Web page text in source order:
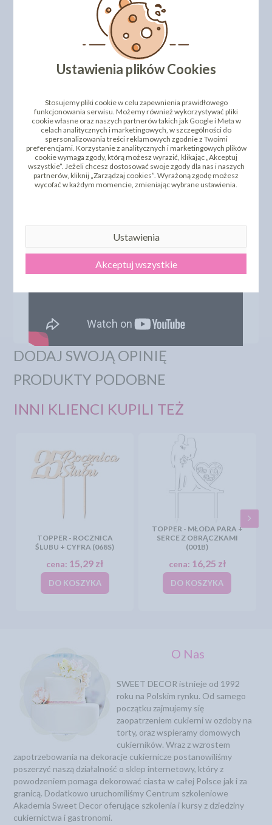
Proces tworzenia topperów
DODAJ SWOJĄ OPINIĘ
PRODUKTY PODOBNE
INNI KLIENCI KUPILI TEŻ
TOPPER - ROCZNICA
ŚLUBU + CYFRA (068S)
cena: 15,29 zł
DO KOSZYKA
TOPPER - MŁODA PARA +
SERCE Z OBRĄCZKAMI
(001B)
cena: 16,25 zł
DO KOSZYKA
O Nas
SWEET DECOR istnieje od 1992
roku na Polskim rynku. Od samego
początku zajmujemy się
zaopatrzeniem cukierni w ozdoby na
torty, oraz wspieramy domowych
cukierników. Wraz z wzrostem
zapotrzebowania na dekoracje cukiernicze postanowiliśmy
poszerzyć naszą działalność o sklep internetowy, który z
powodzeniem pomaga dekorować ciasta w całej Polsce jak i za
granicą. Dodatkowo uruchomiliśmy Centrum szkoleniowe
Akademia Sweet Decor oferujące szkolenia i kursy z dziedziny
cukiernictwa i gastronomi.
Ustawienia plików Cookies
Stosujemy pliki cookie w celu zapewnienia prawidłowego
funkcjonowania serwisu. Możemy również wykorzystywać pliki
cookie własne oraz naszych partnerów takich jak Google i Meta w
celach analitycznych i marketingowych, w szczególności do
spersonalizowania treści reklamowych zgodnie z Twoimi
preferencjami. Korzystanie z analitycznych i marketingowych plików
cookie wymaga zgody, którą możesz wyrazić, klikając „Akceptuj
wszystkie”. Jeżeli chcesz dostosować swoje zgody dla nas i naszych
partnerów, kliknij „Zarządzaj cookies”. Wyrażoną zgodę możesz
wycofać w każdym momencie, zmieniając wybrane ustawienia.
Ustawienia
Akceptuj wszystkie